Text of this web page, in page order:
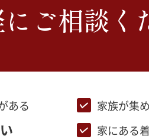
ご相談く
ある 家族が集
家にある